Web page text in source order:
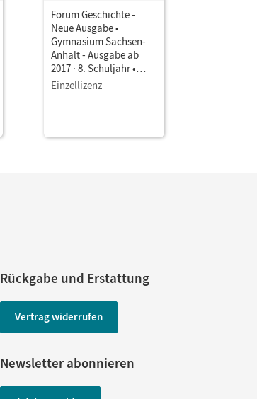
Forum Geschichte -
Neue Ausgabe •
Gymnasium Sachsen-
Anhalt - Ausgabe ab
2017 · 8. Schuljahr •
Planungshilfe
Einzellizenz
Rückgabe und Erstattung
Vertrag widerrufen
Newsletter abonnieren